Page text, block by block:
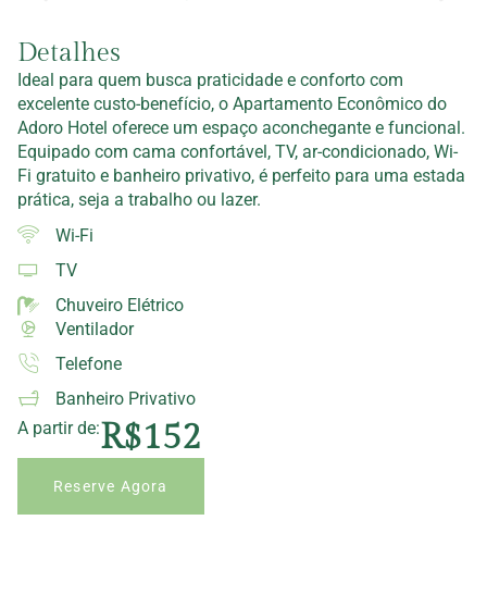
Detalhes
Ideal para quem busca praticidade e conforto com
excelente custo-benefício, o Apartamento Econômico do
Adoro Hotel oferece um espaço aconchegante e funcional.
Equipado com cama confortável, TV, ar-condicionado, Wi-
Fi gratuito e banheiro privativo, é perfeito para uma estada
prática, seja a trabalho ou lazer.
Wi-Fi
TV
Chuveiro Elétrico
Ventilador
Telefone
Banheiro Privativo
A partir de:R$152
Reserve Agora